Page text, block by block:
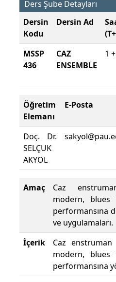
Ders Şube Detayları
Dersin
Kodu
Dersin Ad
MSSP
436
CAZ
ENSEMBLE
1
Öğretim
Elemanı
E-Posta
Doç. Dr.
SELÇUK
AKYOL
Amaç
Caz
modern,
performansına
ve uygulamaları.
İçerik
Caz
modern,
performansına